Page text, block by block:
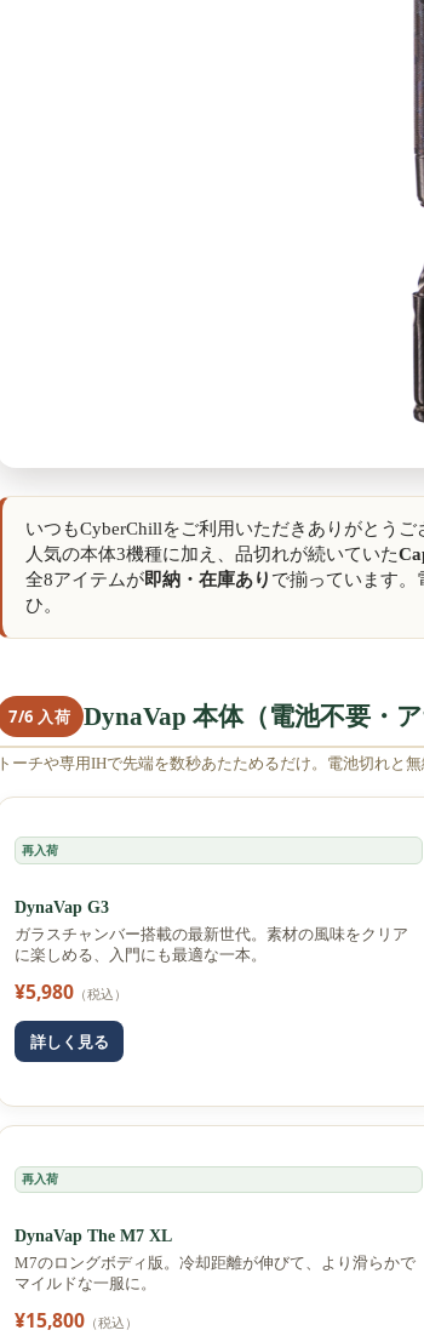
いつもCyberChillをご利用いただきありがとうご
人気の本体3機種に加え、品切れが続いていた
全8アイテムが即納・在庫あり で揃っています
ひ。
7/6 入荷 DynaVap 本体（電池不要・ア
トーチや専用IHで先端を数秒あたためるだけ。電池切れと
再入荷
DynaVap G3
ガラスチャンバー搭載の最新世代。素材の風味をクリア
に楽しめる、入門にも最適な一本。
¥5,980 （税込）
詳しく見る
再入荷
DynaVap The M7 XL
M7のロングボディ版。冷却距離が伸びて、より滑らかで
マイルドな一服に。
¥15,800 （税込）